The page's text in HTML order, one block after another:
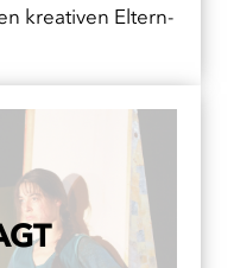
kreativen Eltern-